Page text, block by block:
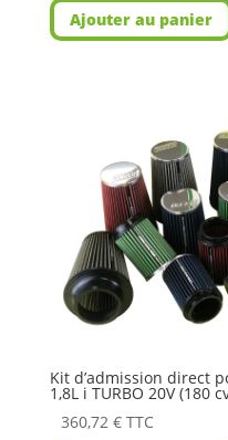
Ajouter au panier
Kit d’admission direct
1,8L i TURBO 20V (180
360,72 € TTC